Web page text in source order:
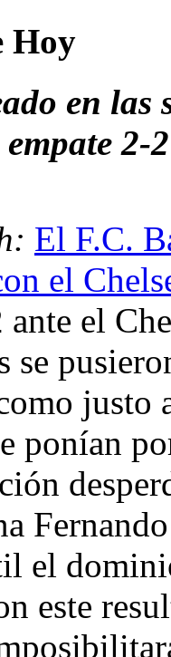
Hoy
en
2-
El F.C.
el
el
se
justo
ponían
el
este